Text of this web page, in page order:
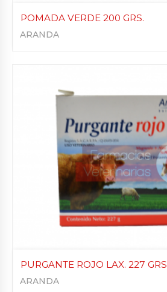
POMADA VERDE 200 GRS.
ARANDA
PURGANTE ROJO LAX. 227 GRS
ARANDA